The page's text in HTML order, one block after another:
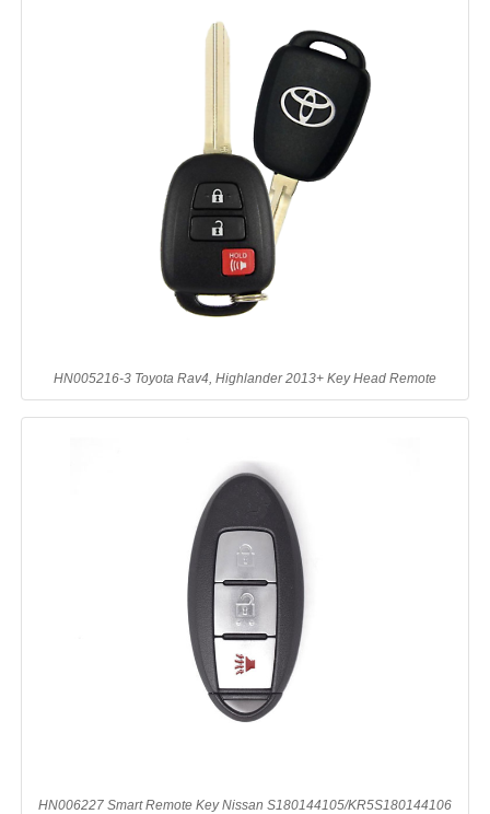
HN005216-3 Toyota Rav4, Highlander 2013+ Key Head Remote
HN006227 Smart Remote Key Nissan S180144105/KR5S180144106